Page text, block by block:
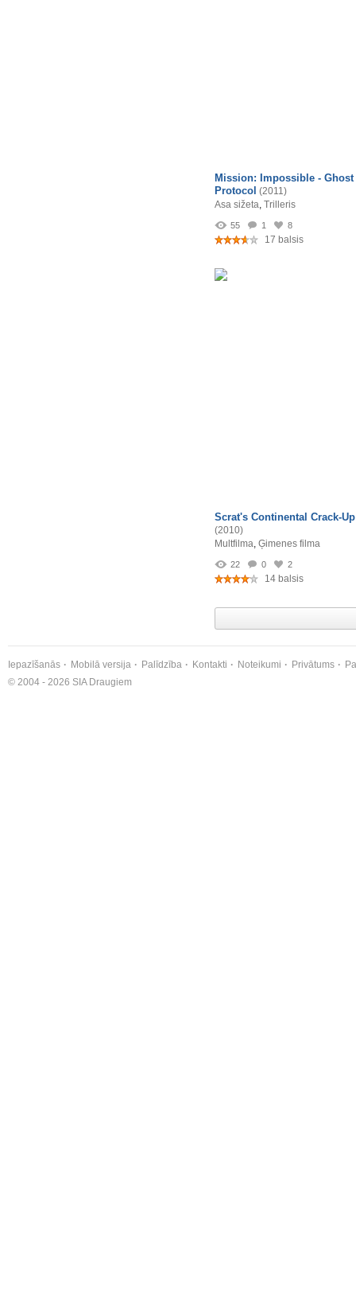
Mission: Impossible - Ghost
Protocol (2011)
Asa sižeta, Trilleris
55 1 8
17 balsis
Scrat's Continental Crack-Up
(2010)
Multfilma, Ģimenes filma
22 0 2
14 balsis
Iepazīšanās Mobilā versija Palīdzība Kontakti Noteikumi Privātums
© 2004 - 2026 SIA Draugiem